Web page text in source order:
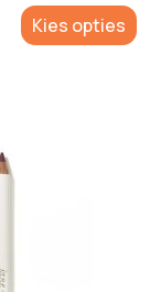
Kies opties